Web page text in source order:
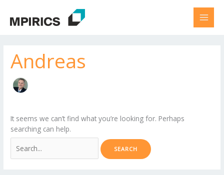
content
Andreas
It seems we can’t find what you’re looking for. Perhaps
searching can help.
for: